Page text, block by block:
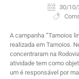
30/10/
A campanha “Tamoios
realizada em Tamoios.
concentraram na
atividade tem como
um é responsável por